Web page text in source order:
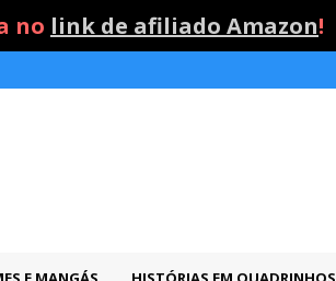
no link de afiliado Amazon!